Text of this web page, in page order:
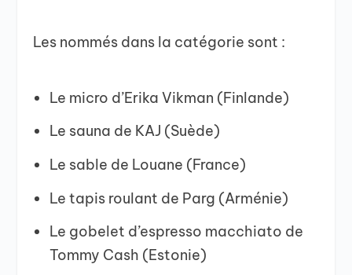
Les nommés dans la catégorie sont :
Le micro d’Erika Vikman (Finlande)
Le sauna de KAJ (Suède)
Le sable de Louane (France)
Le tapis roulant de Parg (Arménie)
Le gobelet d’espresso macchiato de
Tommy Cash (Estonie)